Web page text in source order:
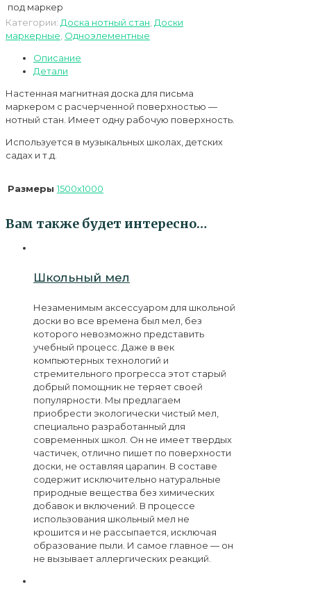
под маркер
Категории: Доска нотный стан Доски
маркерные Одноэлементные
Описание
Детали
Настенная магнитная доска для письма
маркером с расчерченной поверхностью —
нотный стан. Имеет одну рабочую поверхность.
Используется в музыкальных школах, детских
садах и т.д.
Размеры 1500х1000
Вам также будет интересно…
Школьный мел
Незаменимым аксессуаром для школьной
доски во все времена был мел, без
которого невозможно представить
учебный процесс. Даже в век
компьютерных технологий и
стремительного прогресса этот старый
добрый помощник не теряет своей
популярности. Мы предлагаем
приобрести экологически чистый мел,
специально разработанный для
современных школ. Он не имеет твердых
частичек, отлично пишет по поверхности
доски, не оставляя царапин. В составе
содержит исключительно натуральные
природные вещества без химических
добавок и включений. В процессе
использования школьный мел не
крошится и не рассыпается, исключая
образование пыли. И самое главное — он
не вызывает аллергических реакций.